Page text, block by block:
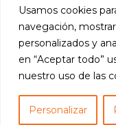
Usamos cookies
navegación,
personalizados y
en “Aceptar todo”
nuestro uso de las
Personalizar
Política de
Política de
Copyright © 2026 Argon